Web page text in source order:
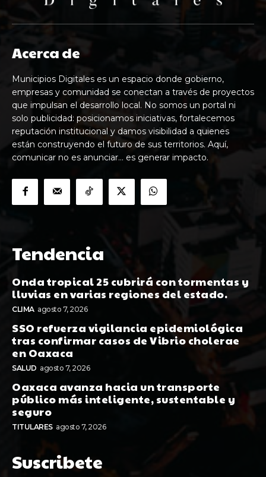
Acerca de
Municipios Digitales es un espacio donde gobierno,
empresas y comunidad se conectan a través de proyectos
que impulsan el desarrollo local. No somos un portal ni
solo publicidad: posicionamos iniciativas, fortalecemos
reputación institucional y damos visibilidad a quienes
están construyendo el futuro de sus territorios. Aquí,
comunicar no es anunciar… es generar impacto.
Tendencia
Onda tropical 25 cubrirá con tormentas y
lluvias en varias regiones del estado.
CLIMA agosto 7, 2026
SSO refuerza vigilancia epidemiológica
tras confirmar casos de Vibrio cholerae
en Oaxaca
SALUD agosto 7, 2026
Oaxaca avanza hacia un transporte
público más inteligente, sustentable y
seguro
TITULARES agosto 7, 2026
Suscribete